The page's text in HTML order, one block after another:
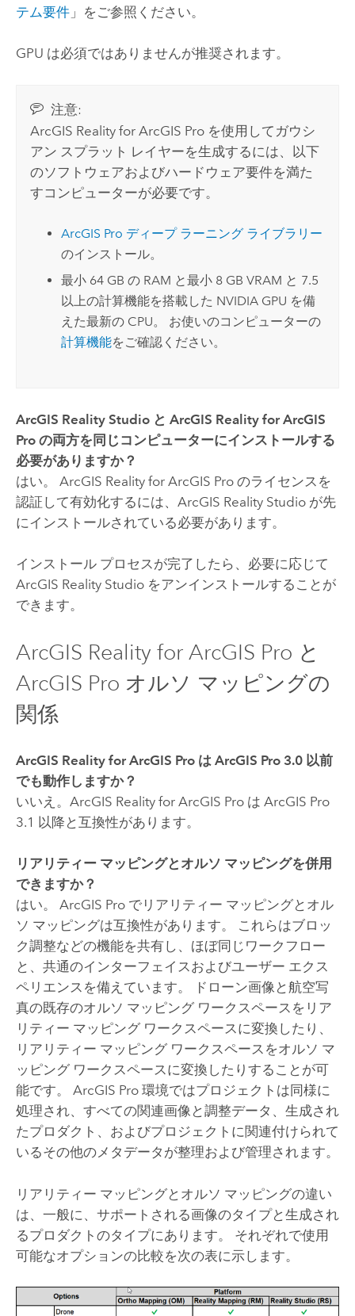
テム要件」をご参照ください。
GPU は必須ではありませんが推奨されます。
注意:
ArcGIS Reality for ArcGIS Pro を使用してガウシ
アン スプラット レイヤーを生成するには、以下
のソフトウェアおよびハードウェア要件を満た
すコンピューターが必要です。
ArcGIS Pro ディープ ラーニング ライブラリー
のインストール。
最小 64 GB の RAM と最小 8 GB VRAM と 7.5
以上の計算機能を搭載した NVIDIA GPU を備
えた最新の CPU。 お使いのコンピューターの
計算機能をご確認ください。
ArcGIS Reality Studioと ArcGIS Reality for ArcGIS
Proの両方を同じコンピューターにインストールする
必要がありますか？
はい。 ArcGIS Reality for ArcGIS Proのライセンスを
認証して有効化するには、 ArcGIS Reality Studioが先
にインストールされている必要があります。
インストール プロセスが完了したら、必要に応じて
ArcGIS Reality Studioをアンインストールすることが
できます。
ArcGIS Reality for ArcGIS Pro と
ArcGIS Pro オルソ マッピングの
関係
ArcGIS Reality for ArcGIS Proは ArcGIS Pro3.0 以前
でも動作しますか？
いいえ。 ArcGIS Reality for ArcGIS Proは ArcGIS Pro
3.1 以降と互換性があります。
リアリティー マッピングとオルソ マッピングを併用
できますか？
はい。 ArcGIS Proでリアリティー マッピングとオル
ソ マッピングは互換性があります。 これらはブロッ
ク調整などの機能を共有し、ほぼ同じワークフロー
と、共通のインターフェイスおよびユーザー エクス
ペリエンスを備えています。 ドローン画像と航空写
真の既存のオルソ マッピング ワークスペースをリア
リティー マッピング ワークスペースに変換したり、
リアリティー マッピング ワークスペースをオルソ マ
ッピング ワークスペースに変換したりすることが可
能です。 ArcGIS Pro環境ではプロジェクトは同様に
処理され、すべての関連画像と調整データ、生成され
たプロダクト、およびプロジェクトに関連付けられて
いるその他のメタデータが整理および管理されます。
リアリティー マッピングとオルソ マッピングの違い
は、一般に、サポートされる画像のタイプと生成され
るプロダクトのタイプにあります。 それぞれで使用
可能なオプションの比較を次の表に示します。